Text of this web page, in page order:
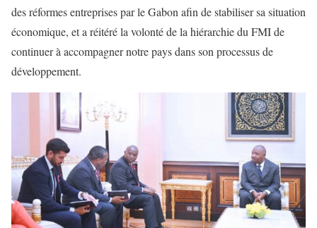
des réformes entreprises par le Gabon afin de stabiliser sa situation
économique, et a réitéré la volonté de la hiérarchie du FMI de
continuer à accompagner notre pays dans son processus de
développement.